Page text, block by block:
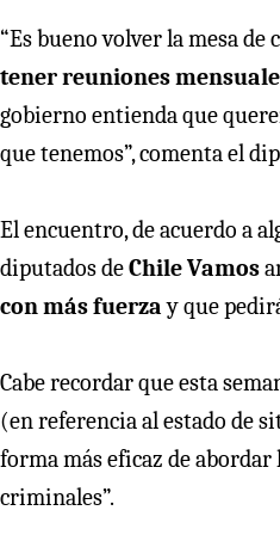
“Es bueno volver la mesa
tener reuniones
gobierno entienda que
que tenemos”, comenta el
El encuentro, de acuerdo a
diputados deChile Vamos
con más fuerzay que
Cabe recordar que esta
(en referencia al estado de
forma más eficaz de
criminales”.